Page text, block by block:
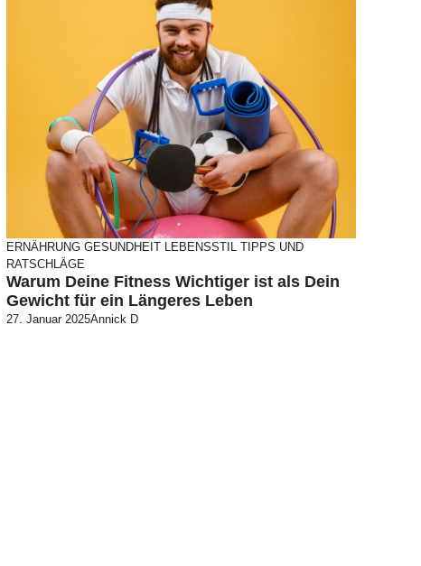
ERNÄHRUNG GESUNDHEIT LEBENSSTIL
TIPPS UND
RATSCHLÄGE
Warum Deine Fitness Wichtiger ist als Dein
Gewicht für ein Längeres Leben
27. Januar 2025Annick D